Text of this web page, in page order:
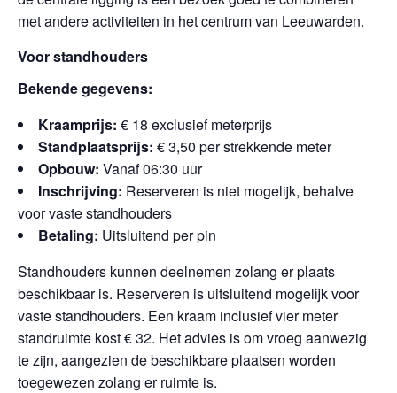
met andere activiteiten in het centrum van Leeuwarden.
Voor standhouders
Bekende gegevens:
Kraamprijs: € 18 exclusief meterprijs
Standplaatsprijs: € 3,50 per strekkende meter
Opbouw: Vanaf 06:30 uur
Inschrijving: Reserveren is niet mogelijk, behalve
voor vaste standhouders
Betaling: Uitsluitend per pin
Standhouders kunnen deelnemen zolang er plaats
beschikbaar is. Reserveren is uitsluitend mogelijk voor
vaste standhouders. Een kraam inclusief vier meter
standruimte kost € 32. Het advies is om vroeg aanwezig
te zijn, aangezien de beschikbare plaatsen worden
toegewezen zolang er ruimte is.